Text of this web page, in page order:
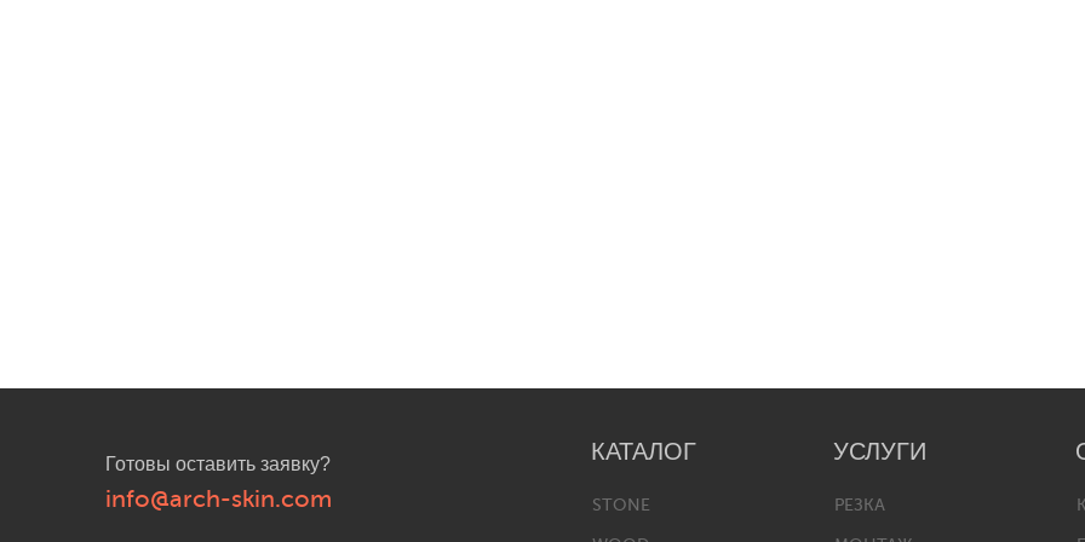
Готовы оставить заявку?
info@arch-skin.com
КАТАЛОГ
STONE
УСЛУГИ
РЕЗКА